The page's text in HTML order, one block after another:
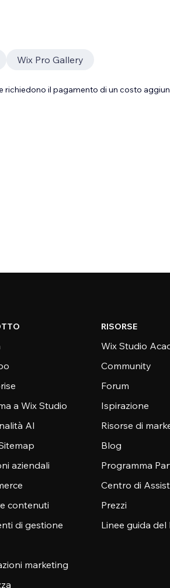
Wix Pro Gallery
il pagamento di un costo
a Wix Studio
AI
aziendali
contenuti
di gestione
marketing
RISORSE
Wix Studio
Community
Forum
Ispirazione
Risorse di
Blog
Programma
Centro di
Prezzi
Linee guida